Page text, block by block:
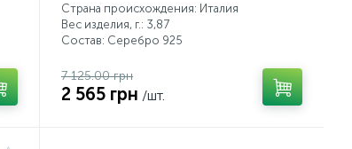
Страна происхождения: Италия
Вес изделия, г.: 3,87
Состав: Серебро 925
7 125.00 грн
2 565 грн /шт.